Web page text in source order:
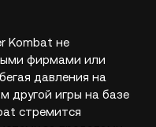
Kombat не
фирмами или
давления на
другой игры на базе
стремится